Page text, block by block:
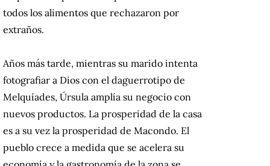
todos los alimentos que rechazaron por
extraños.
Años más tarde, mientras su marido intenta
fotografiar a Dios con el daguerrotipo de
Melquíades, Úrsula amplía su negocio con
nuevos productos. La prosperidad de la casa
es a su vez la prosperidad de Macondo. El
pueblo crece a medida que se acelera su